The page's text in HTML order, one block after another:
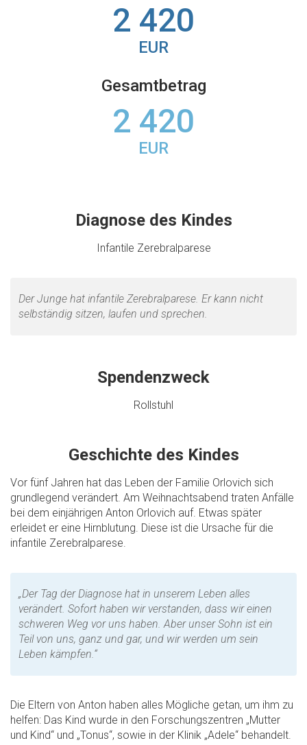
2 420
EUR
Gesamtbetrag
2 420
EUR
Diagnose des Kindes
Infantile Zerebralparese
Der Junge hat infantile Zerebralparese. Er kann nicht
selbständig sitzen, laufen und sprechen.
Spendenzweck
Rollstuhl
Geschichte des Kindes
Vor fünf Jahren hat das Leben der Familie Orlovich sich
grundlegend verändert. Am Weihnachtsabend traten Anfälle
bei dem einjährigen Anton Orlovich auf. Etwas später
erleidet er eine Hirnblutung. Diese ist die Ursache für die
infantile Zerebralparese.
„Der Tag der Diagnose hat in unserem Leben alles
verändert. Sofort haben wir verstanden, dass wir einen
schweren Weg vor uns haben. Aber unser Sohn ist ein
Teil von uns, ganz und gar, und wir werden um sein
Leben kämpfen.“
Die Eltern von Anton haben alles Mögliche getan, um ihm zu
helfen: Das Kind wurde in den Forschungszentren „Mutter
und Kind“ und „Tonus“, sowie in der Klinik „Adele“ behandelt.